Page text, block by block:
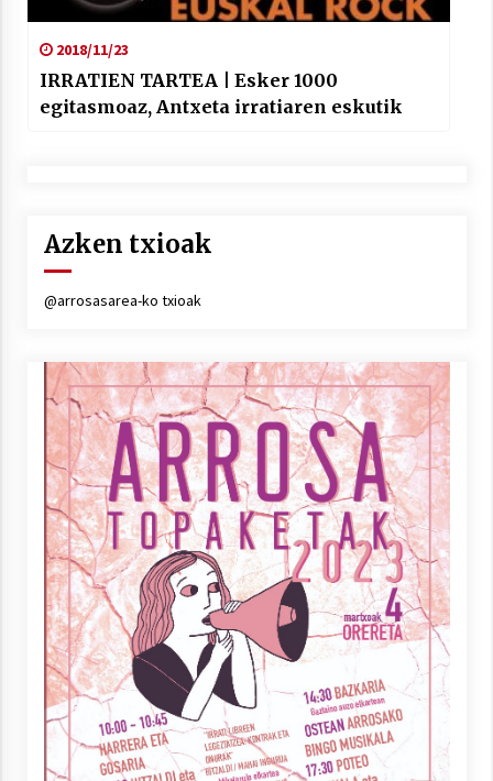
2018/11/23
IRRATIEN TARTEA | Esker 1000
egitasmoaz, Antxeta irratiaren eskutik
Azken txioak
@arrosasarea-ko txioak